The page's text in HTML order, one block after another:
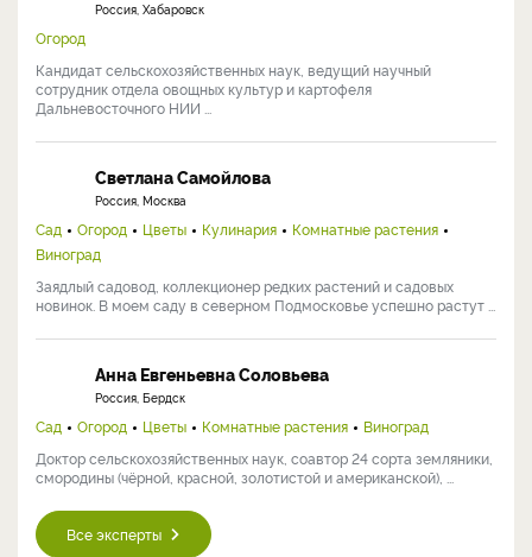
Россия, Хабаровск
Огород
Кандидат сельскохозяйственных наук, ведущий научный
сотрудник отдела овощных культур и картофеля
Дальневосточного НИИ ...
Светлана Самойлова
Россия, Москва
Сад Огород Цветы Кулинария
Комнатные растения
Виноград
Заядлый садовод, коллекционер редких растений и садовых
новинок. В моем саду в северном Подмосковье успешно растут ...
Анна Евгеньевна Соловьева
Россия, Бердск
Сад Огород Цветы Комнатные растения
Виноград
Доктор сельскохозяйственных наук, соавтор 24 сорта земляники,
смородины (чёрной, красной, золотистой и американской), ...
Все эксперты